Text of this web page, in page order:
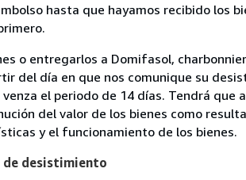
hasta que hayamos recibido los
o entregarlos a Domifasol,
del día en que nos comunique su
el periodo de 14 días. Tendrá
del valor de los bienes como
y el funcionamiento de los bienes.
de desistimiento